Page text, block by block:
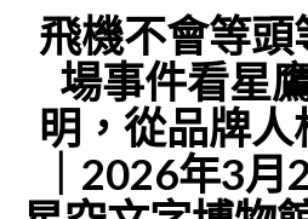
飛機不會等頭
場事件看星
明，從品牌
｜2026年3月